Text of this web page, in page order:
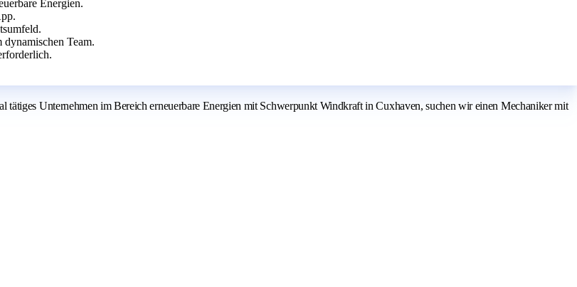
Energien.
Team.
Unternehmen im Bereich erneuerbare Energien mit Schwerpunkt Windkraft in Cuxhaven, suchen wir einen Mechaniker mit